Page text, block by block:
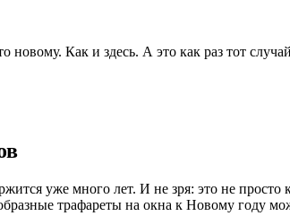
Как и здесь. А это как раз тот
уже много лет. И не зря: это не просто
трафареты на окна к Новому году